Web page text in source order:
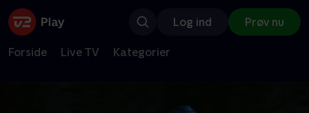
Log ind Prøv nu
Forside Live TV Kategorier